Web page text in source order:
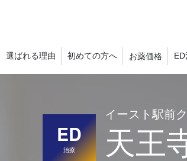
選ばれる理由 初めての方へ お薬価格
ED
治療
イースト駅前
天王